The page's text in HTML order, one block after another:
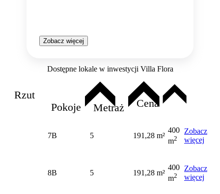
Zobacz więcej
Dostępne lokale w inwestycji Villa Flora
Rzut
Pokoje
Metraż Cena
7B 5 191,28 m²
400
m2
Zobacz
więcej
8B 5 191,28 m²
400
m2
Zobacz
więcej